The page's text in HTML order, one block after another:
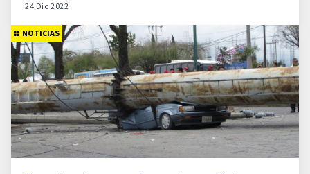
24 Dic 2022
NOTICIAS